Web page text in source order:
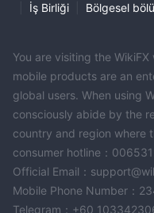
Para yatırma ve çekme
ücretler vb. hakkında
sunar. Para yatırma
MasterCard, Neteller,
Pay, Google Pay,
Havalesi bulunmaktadır.
Müşteri Hizmetleri
FXT müşteri desteği sunar
destekler İngilizce ve
İş Birliği Bölgesel
You are visiting the
mobile products are an
global users. When using
consciously abide by the
country and region where
consumer hotline：
Official Email：
Mobile Phone Number：
Telegram：+60